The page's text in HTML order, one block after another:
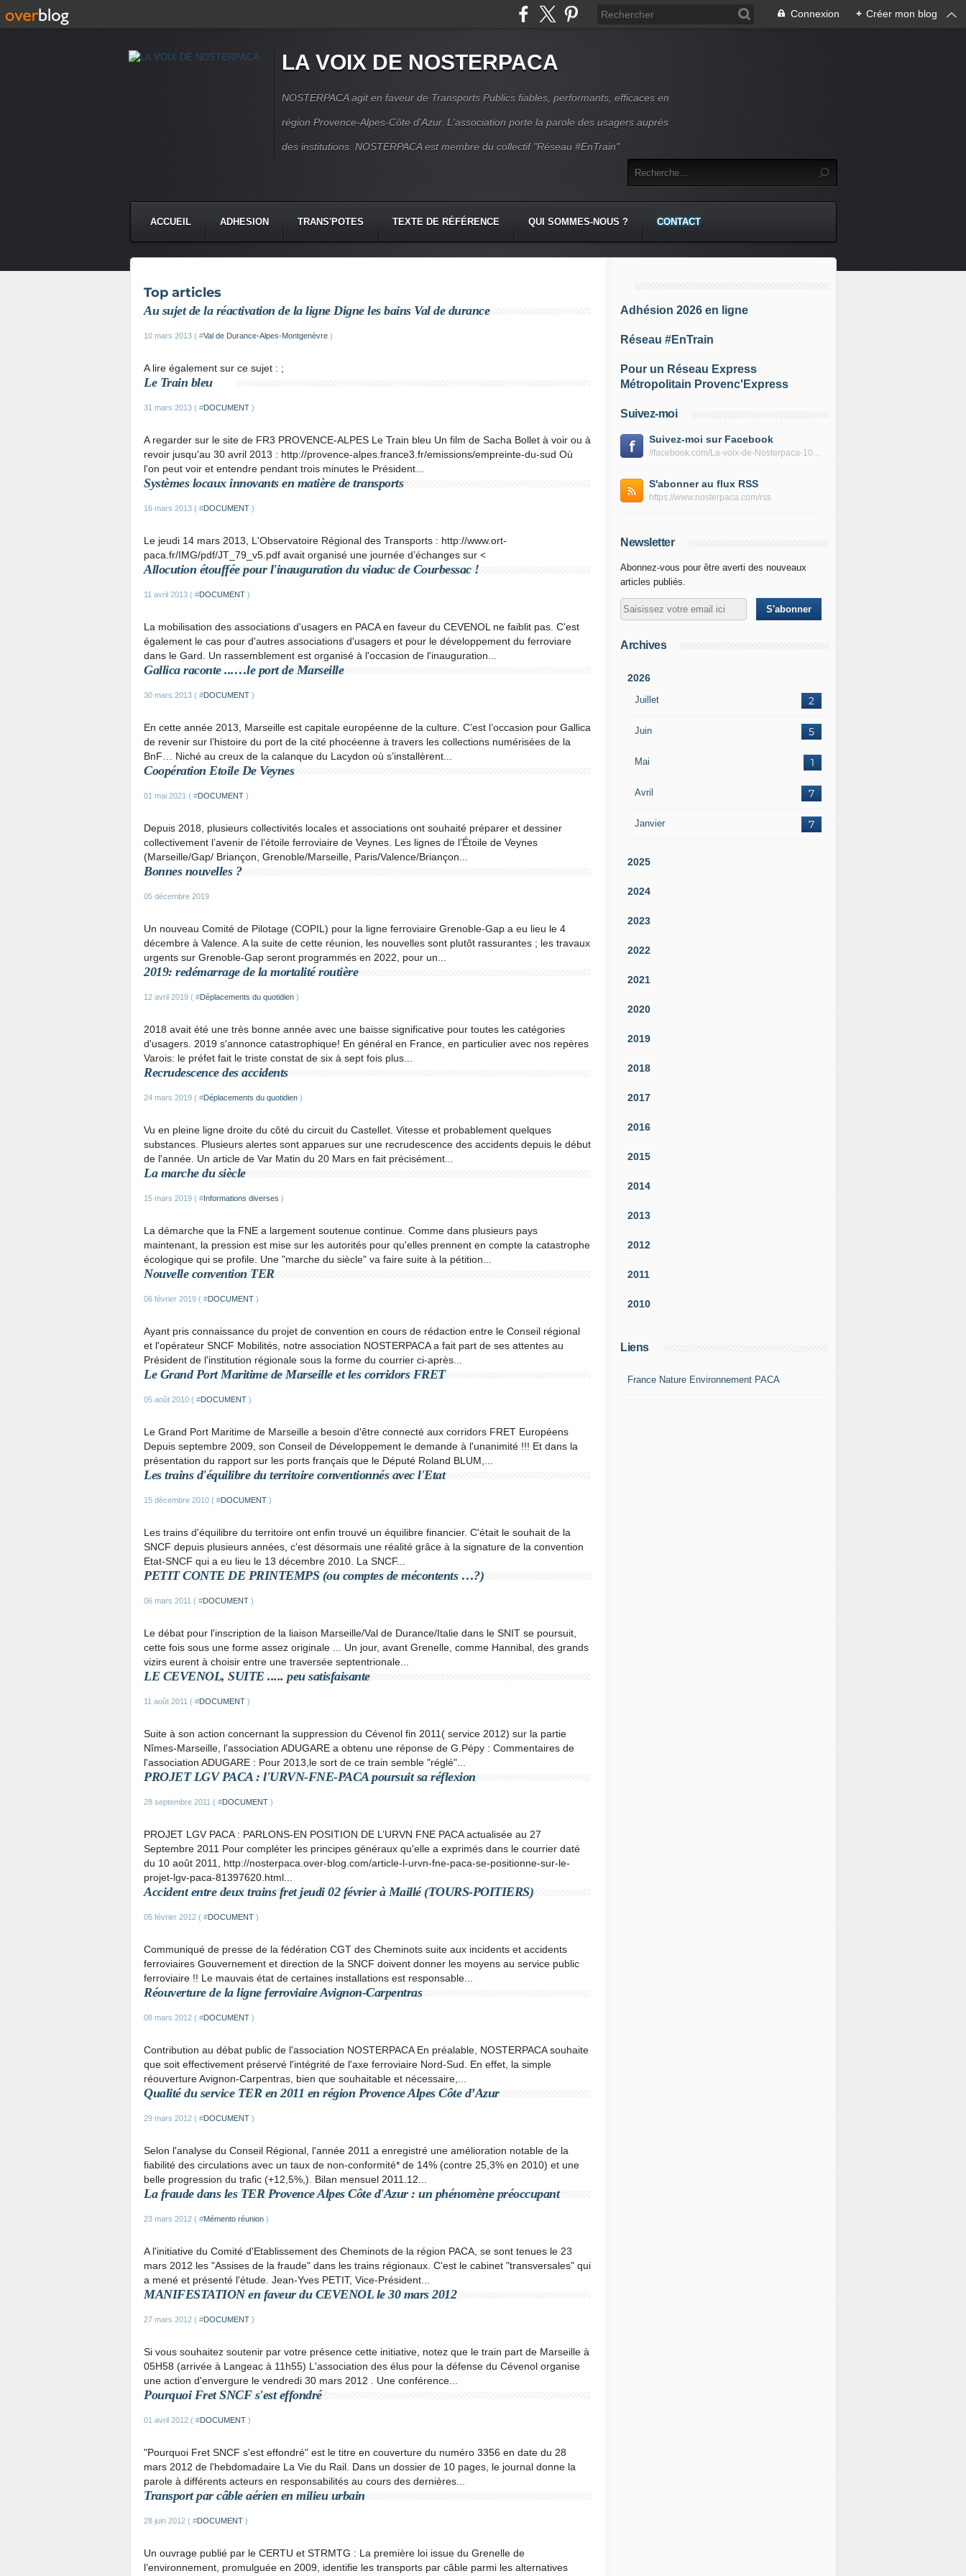
Connexion + Créer mon blog
LA VOIX DE NOSTERPACA
NOSTERPACA agit en faveur de Transports Publics fiables, performants, efficaces en
région Provence-Alpes-Côte d'Azur. L'association porte la parole des usagers auprès
des institutions. NOSTERPACA est membre du collectif "Réseau #EnTrain"
ACCUEIL ADHESION TRANS'POTES TEXTE DE RÉFÉRENCE QUI SOMMES-NOUS ? CONTACT
Top articles
Au sujet de la réactivation de la ligne Digne les bains Val de durance
10 mars 2013 ( #Val de Durance-Alpes-Montgenèvre )
A lire également sur ce sujet : ;
Le Train bleu
31 mars 2013 ( #DOCUMENT )
A regarder sur le site de FR3 PROVENCE-ALPES Le Train bleu Un film de Sacha Bollet à voir ou à
revoir jusqu'au 30 avril 2013 : http://provence-alpes.france3.fr/emissions/empreinte-du-sud Où
l'on peut voir et entendre pendant trois minutes le Président...
Systèmes locaux innovants en matière de transports
16 mars 2013 ( #DOCUMENT )
Le jeudi 14 mars 2013, L'Observatoire Régional des Transports : http://www.ort-
paca.fr/IMG/pdf/JT_79_v5.pdf avait organisé une journée d’échanges sur <
Allocution étouffée pour l'inauguration du viaduc de Courbessac !
11 avril 2013 ( #DOCUMENT )
La mobilisation des associations d'usagers en PACA en faveur du CEVENOL ne faiblit pas. C'est
également le cas pour d'autres associations d'usagers et pour le développement du ferroviare
dans le Gard. Un rassemblement est organisé à l'occasion de l'inauguration...
Gallica raconte ...…le port de Marseille
30 mars 2013 ( #DOCUMENT )
En cette année 2013, Marseille est capitale européenne de la culture. C’est l’occasion pour Gallica
de revenir sur l’histoire du port de la cité phocéenne à travers les collections numérisées de la
BnF… Niché au creux de la calanque du Lacydon où s’installèrent...
Coopération Etoile De Veynes
01 mai 2021 ( #DOCUMENT )
Depuis 2018, plusieurs collectivités locales et associations ont souhaité préparer et dessiner
collectivement l’avenir de l’étoile ferroviaire de Veynes. Les lignes de l’Étoile de Veynes
(Marseille/Gap/ Briançon, Grenoble/Marseille, Paris/Valence/Briançon...
Bonnes nouvelles ?
05 décembre 2019
Un nouveau Comité de Pilotage (COPIL) pour la ligne ferroviaire Grenoble-Gap a eu lieu le 4
décembre à Valence. A la suite de cette réunion, les nouvelles sont plutôt rassurantes ; les travaux
urgents sur Grenoble-Gap seront programmés en 2022, pour un...
2019: redémarrage de la mortalité routière
12 avril 2019 ( #Déplacements du quotidien )
2018 avait été une très bonne année avec une baisse significative pour toutes les catégories
d'usagers. 2019 s'annonce catastrophique! En général en France, en particulier avec nos repères
Varois: le préfet fait le triste constat de six à sept fois plus...
Recrudescence des accidents
24 mars 2019 ( #Déplacements du quotidien )
Vu en pleine ligne droite du côté du circuit du Castellet. Vitesse et probablement quelques
substances. Plusieurs alertes sont apparues sur une recrudescence des accidents depuis le début
de l'année. Un article de Var Matin du 20 Mars en fait précisément...
La marche du siècle
15 mars 2019 ( #Informations diverses )
La démarche que la FNE a largement soutenue continue. Comme dans plusieurs pays
maintenant, la pression est mise sur les autorités pour qu'elles prennent en compte la catastrophe
écologique qui se profile. Une "marche du siècle" va faire suite à la pétition...
Nouvelle convention TER
06 février 2019 ( #DOCUMENT )
Ayant pris connaissance du projet de convention en cours de rédaction entre le Conseil régional
et l'opérateur SNCF Mobilités, notre association NOSTERPACA a fait part de ses attentes au
Président de l'institution régionale sous la forme du courrier ci-après...
Le Grand Port Maritime de Marseille et les corridors FRET
05 août 2010 ( #DOCUMENT )
Le Grand Port Maritime de Marseille a besoin d'être connecté aux corridors FRET Européens
Depuis septembre 2009, son Conseil de Développement le demande à l'unanimité !!! Et dans la
présentation du rapport sur les ports français que le Député Roland BLUM,...
Les trains d'équilibre du territoire conventionnés avec l'Etat
15 décembre 2010 ( #DOCUMENT )
Les trains d'équilibre du territoire ont enfin trouvé un équilibre financier. C'était le souhait de la
SNCF depuis plusieurs années, c'est désormais une réalité grâce à la signature de la convention
Etat-SNCF qui a eu lieu le 13 décembre 2010. La SNCF...
PETIT CONTE DE PRINTEMPS (ou comptes de mécontents …?)
06 mars 2011 ( #DOCUMENT )
Le débat pour l'inscription de la liaison Marseille/Val de Durance/Italie dans le SNIT se poursuit,
cette fois sous une forme assez originale ... Un jour, avant Grenelle, comme Hannibal, des grands
vizirs eurent à choisir entre une traversée septentrionale...
LE CEVENOL, SUITE ..... peu satisfaisante
11 août 2011 ( #DOCUMENT )
Suite à son action concernant la suppression du Cévenol fin 2011( service 2012) sur la partie
Nîmes-Marseille, l'association ADUGARE a obtenu une réponse de G.Pépy : Commentaires de
l'association ADUGARE : Pour 2013,le sort de ce train semble "réglé"...
PROJET LGV PACA : l'URVN-FNE-PACA poursuit sa réflexion
28 septembre 2011 ( #DOCUMENT )
PROJET LGV PACA : PARLONS-EN POSITION DE L’URVN FNE PACA actualisée au 27
Septembre 2011 Pour compléter les principes généraux qu'elle a exprimés dans le courrier daté
du 10 août 2011, http://nosterpaca.over-blog.com/article-l-urvn-fne-paca-se-positionne-sur-le-
projet-lgv-paca-81397620.html...
Accident entre deux trains fret jeudi 02 février à Maillé (TOURS-POITIERS)
05 février 2012 ( #DOCUMENT )
Communiqué de presse de la fédération CGT des Cheminots suite aux incidents et accidents
ferroviaires Gouvernement et direction de la SNCF doivent donner les moyens au service public
ferroviaire !! Le mauvais état de certaines installations est responsable...
Réouverture de la ligne ferroviaire Avignon-Carpentras
08 mars 2012 ( #DOCUMENT )
Contribution au débat public de l'association NOSTERPACA En préalable, NOSTERPACA souhaite
que soit effectivement préservé l'intégrité de l'axe ferroviaire Nord-Sud. En effet, la simple
réouverture Avignon-Carpentras, bien que souhaitable et nécessaire,...
Qualité du service TER en 2011 en région Provence Alpes Côte d’Azur
29 mars 2012 ( #DOCUMENT )
Selon l'analyse du Conseil Régional, l'année 2011 a enregistré une amélioration notable de la
fiabilité des circulations avec un taux de non-conformité* de 14% (contre 25,3% en 2010) et une
belle progression du trafic (+12,5%,). Bilan mensuel 2011.12...
La fraude dans les TER Provence Alpes Côte d'Azur : un phénomène préoccupant
23 mars 2012 ( #Mémento réunion )
A l'initiative du Comité d'Etablissement des Cheminots de la région PACA, se sont tenues le 23
mars 2012 les "Assises de la fraude" dans les trains régionaux. C'est le cabinet "transversales" qui
a mené et présenté l'étude. Jean-Yves PETIT, Vice-Président...
MANIFESTATION en faveur du CEVENOL le 30 mars 2012
27 mars 2012 ( #DOCUMENT )
Si vous souhaitez soutenir par votre présence cette initiative, notez que le train part de Marseille à
05H58 (arrivée à Langeac à 11h55) L'association des élus pour la défense du Cévenol organise
une action d'envergure le vendredi 30 mars 2012 . Une conférence...
Pourquoi Fret SNCF s'est effondré
01 avril 2012 ( #DOCUMENT )
"Pourquoi Fret SNCF s'est effondré" est le titre en couverture du numéro 3356 en date du 28
mars 2012 de l'hebdomadaire La Vie du Rail. Dans un dossier de 10 pages, le journal donne la
parole à différents acteurs en responsabilités au cours des dernières...
Transport par câble aérien en milieu urbain
28 juin 2012 ( #DOCUMENT )
Un ouvrage publié par le CERTU et STRMTG : La première loi issue du Grenelle de
l’environnement, promulguée en 2009, identifie les transports par câble parmi les alternatives
Adhésion 2026 en ligne
Réseau #EnTrain
Pour un Réseau Express
Métropolitain Provenc'Express
Suivez-moi
Suivez-moi sur Facebook
//facebook.com/La-voix-de-Nosterpaca-106434384284735
S'abonner au flux RSS
https://www.nosterpaca.com/rss
Newsletter
Abonnez-vous pour être averti des nouveaux
articles publiés.
Archives
2026
Juillet 2
Juin 5
Mai 1
Avril 7
Janvier 7
2025
2024
2023
2022
2021
2020
2019
2018
2017
2016
2015
2014
2013
2012
2011
2010
Liens
France Nature Environnement PACA